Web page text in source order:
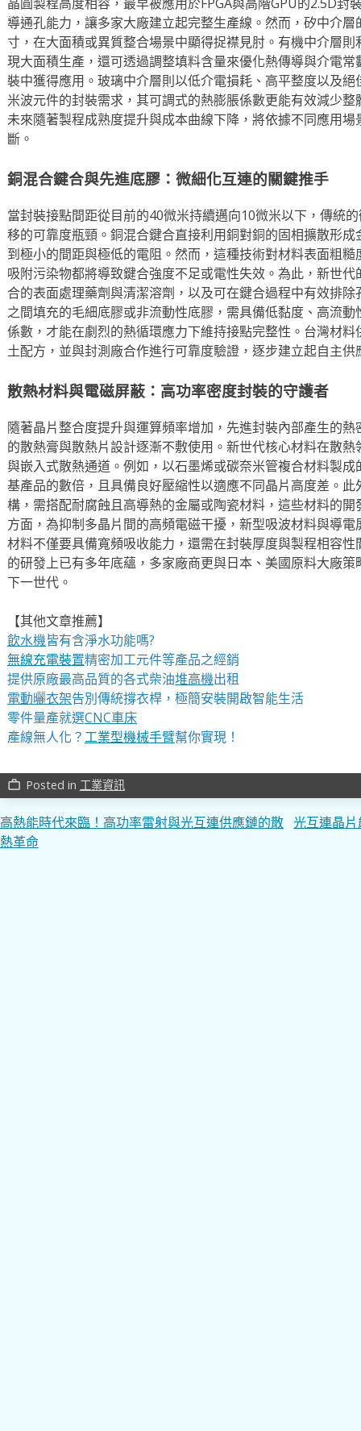
導通孔能力，讓多家大廠建立起完整生產線。然而，矽中介
寸，在大面積或異質整合場景中顯得捉襟見肘。有機中介層
現大面積生產，還可透過調整填料含量來優化熱傳導與介電
裝中獲得應用。玻璃中介層則以低介電損耗、高平整度以及
米波元件的封裝需求，其可調式的熱膨脹係數更能有效減少
未來隨著製程成熟度提升與成本曲線下降，將依據不同應用
斷。
銅混合鍵合與先進底膠：微細化互連的關鍵推手
當封裝接點間距從目前的40微米持續邁向10微米以下，傳統
移的可靠度瓶頸。銅混合鍵合直接利用銅對銅的固相擴散形
到極小的間距與極低的電阻。然而，這種技術對材料表面粗
吸附污染物都將導致鍵合強度不足或電性失效。為此，新世
合的表面處理藥劑與清潔溶劑，以及可在鍵合過程中有效排
之間填充的毛細底膠或非流動性底膠，需具備低黏度、高流
係數，才能在劇烈的熱循環應力下維持接點完整性。台灣材
土配方，並與封測廠合作進行可靠度驗證，逐步建立起自主供
散熱材料與電磁屏蔽：高功率密度封裝的守護者
隨著晶片整合度提升與運算頻率增加，先進封裝內部產生的
的散熱膏與散熱片設計逐漸不敷使用。新世代核心材料在散
與嵌入式散熱通道。例如，以石墨烯或碳奈米管複合材料製
基產品的數倍，且具備良好壓縮性以適應不同晶片高度差。
構，需搭配耐腐蝕且高導熱的金屬或陶瓷材料，這些材料的
方面，為抑制多晶片間的高頻電磁干擾，新型吸波材料與導
材料不僅要具備寬頻吸收能力，還需在封裝厚度與製程相容
的研發上已有多年底蘊，多家廠商更與日本、美國原料大廠
下一世代。
【其他文章推薦】
飲水機皆有含淨水功能嗎?
無線充電裝置精密加工元件等產品之經銷
提供原廠最高品質的各式柴油堆高機出租
電動曬衣架告別傳統撐衣桿，極簡安裝開啟智能生活
零件量產就選CNC車床
產線無人化？工業型機械手臂幫你實現！
work_outline Posted in 工業資訊
文
章
高熱能時代來臨！高功率雷射與光互連供應鏈的散
熱革命
光互連晶